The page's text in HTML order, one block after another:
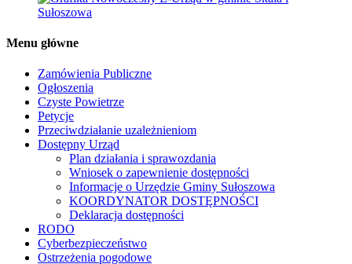
Menu główne
Zamówienia Publiczne
Ogłoszenia
Czyste Powietrze
Petycje
Przeciwdziałanie uzależnieniom
Dostępny Urząd
Plan działania i sprawozdania
Wniosek o zapewnienie dostępności
Informacje o Urzędzie Gminy Sułoszowa
KOORDYNATOR DOSTĘPNOŚCI
Deklaracja dostępności
RODO
Cyberbezpieczeństwo
Ostrzeżenia pogodowe